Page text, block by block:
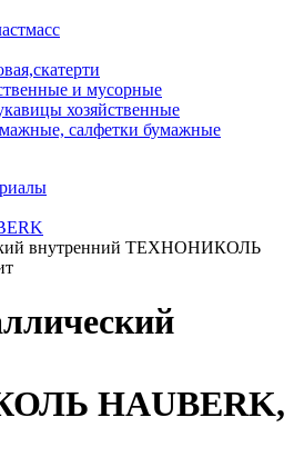
и мусорные
хозяйственные
салфетки бумажные
внутренний ТЕХНОНИКОЛЬ
HAUBERK,